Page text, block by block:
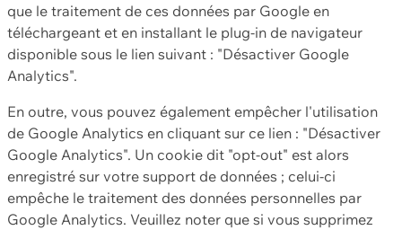
que le traitement de ces données par Google en
téléchargeant et en installant le plug-in de navigateur
disponible sous le lien suivant : "Désactiver Google
Analytics".
En outre, vous pouvez également empêcher l'utilisation
de Google Analytics en cliquant sur ce lien : "Désactiver
Google Analytics". Un cookie dit "opt-out" est alors
enregistré sur votre support de données ; celui-ci
empêche le traitement des données personnelles par
Google Analytics. Veuillez noter que si vous supprimez